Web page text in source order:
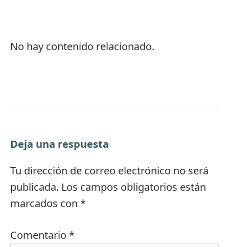
No hay contenido relacionado.
Deja una respuesta
Tu dirección de correo electrónico no será
publicada. Los campos obligatorios están
marcados con *
Comentario *